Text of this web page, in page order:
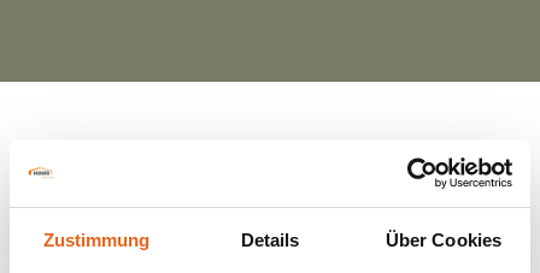
Zustimmung Details Über Cookies
Zurück zur Übersicht